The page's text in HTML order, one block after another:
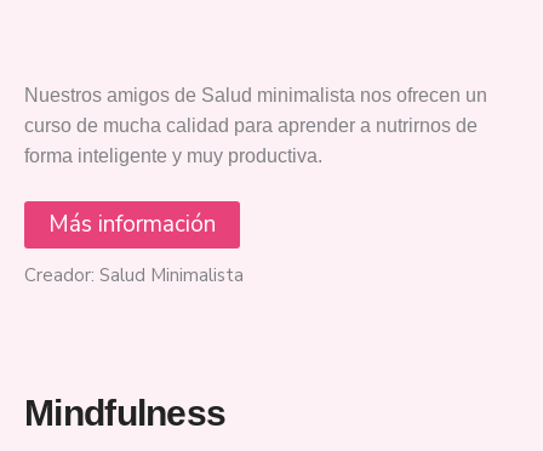
Nuestros amigos de Salud minimalista nos ofrecen un
curso de mucha calidad para aprender a nutrirnos de
forma inteligente y muy productiva.
Más información
Creador: Salud Minimalista
Mindfulness